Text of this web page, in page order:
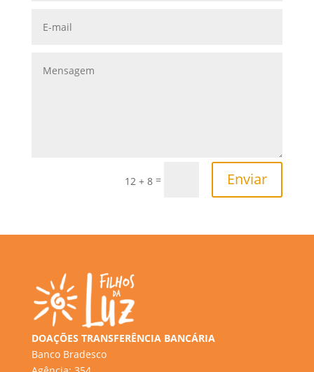
12 + 8 = Enviar
DOAÇÕES TRANSFERÊNCIA BANCÁRIA
Banco Bradesco